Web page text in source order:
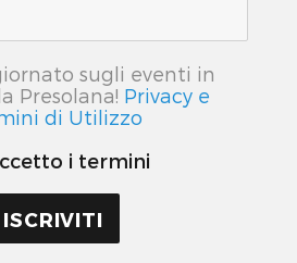
sugli eventi in
Presolana! Privacy e
di Utilizzo
i termini